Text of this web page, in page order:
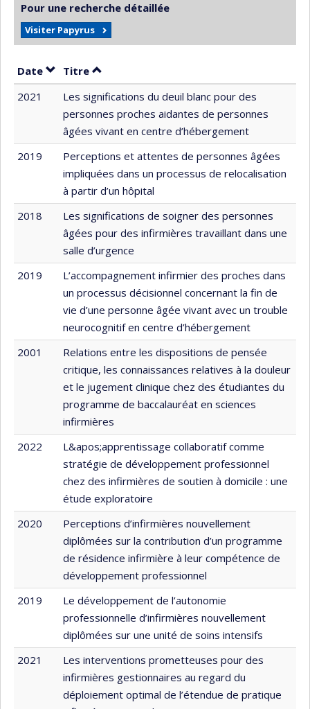
Pour une recherche détaillée
Visiter Papyrus
Date Trier par date en ordre croissant
Titre Trier par titre en ordre croissant
2021
Les significations du deuil blanc pour des
personnes proches aidantes de personnes
âgées vivant en centre d’hébergement
2019
Perceptions et attentes de personnes âgées
impliquées dans un processus de relocalisation
à partir d’un hôpital
2018
Les significations de soigner des personnes
âgées pour des infirmières travaillant dans une
salle d’urgence
2019
L’accompagnement infirmier des proches dans
un processus décisionnel concernant la fin de
vie d’une personne âgée vivant avec un trouble
neurocognitif en centre d’hébergement
2001
Relations entre les dispositions de pensée
critique, les connaissances relatives à la douleur
et le jugement clinique chez des étudiantes du
programme de baccalauréat en sciences
infirmières
2022
L&apos;apprentissage collaboratif comme
stratégie de développement professionnel
chez des infirmières de soutien à domicile : une
étude exploratoire
2020
Perceptions d’infirmières nouvellement
diplômées sur la contribution d’un programme
de résidence infirmière à leur compétence de
développement professionnel
2019
Le développement de l’autonomie
professionnelle d’infirmières nouvellement
diplômées sur une unité de soins intensifs
2021
Les interventions prometteuses pour des
infirmières gestionnaires au regard du
déploiement optimal de l’étendue de pratique